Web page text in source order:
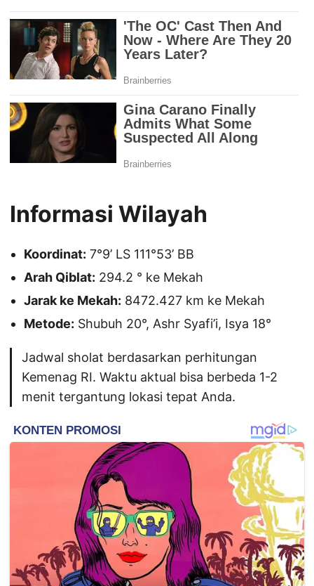
Informasi Wilayah
Koordinat: 7°9’ LS 111°53’ BB
Arah Qiblat: 294.2 ° ke Mekah
Jarak ke Mekah: 8472.427 km ke Mekah
Metode: Shubuh 20°, Ashr Syafi’i, Isya 18°
Jadwal sholat berdasarkan perhitungan
Kemenag RI. Waktu aktual bisa berbeda 1-2
menit tergantung lokasi tepat Anda.